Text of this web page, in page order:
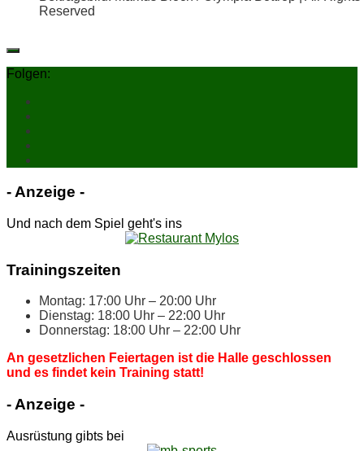
Reserved
Folgen:
- An­zei­ge -
Und nach dem Spiel geht's ins
Trai­nings­zei­ten
Mon­tag: 17:00 Uhr – 20:00 Uhr
Diens­tag: 18:00 Uhr – 22:00 Uhr
Don­ners­tag: 18:00 Uhr – 22:00 Uhr
An ge­setz­li­chen Fei­er­ta­gen ist die Hal­le ge­schlos­sen
und es fin­det kein Trai­ning statt!
- An­zei­ge -
Ausrüstung gibts bei